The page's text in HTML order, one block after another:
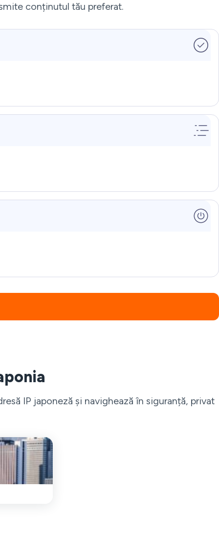
conținutul tău preferat.
IP japoneză și navighează în siguranță, privat